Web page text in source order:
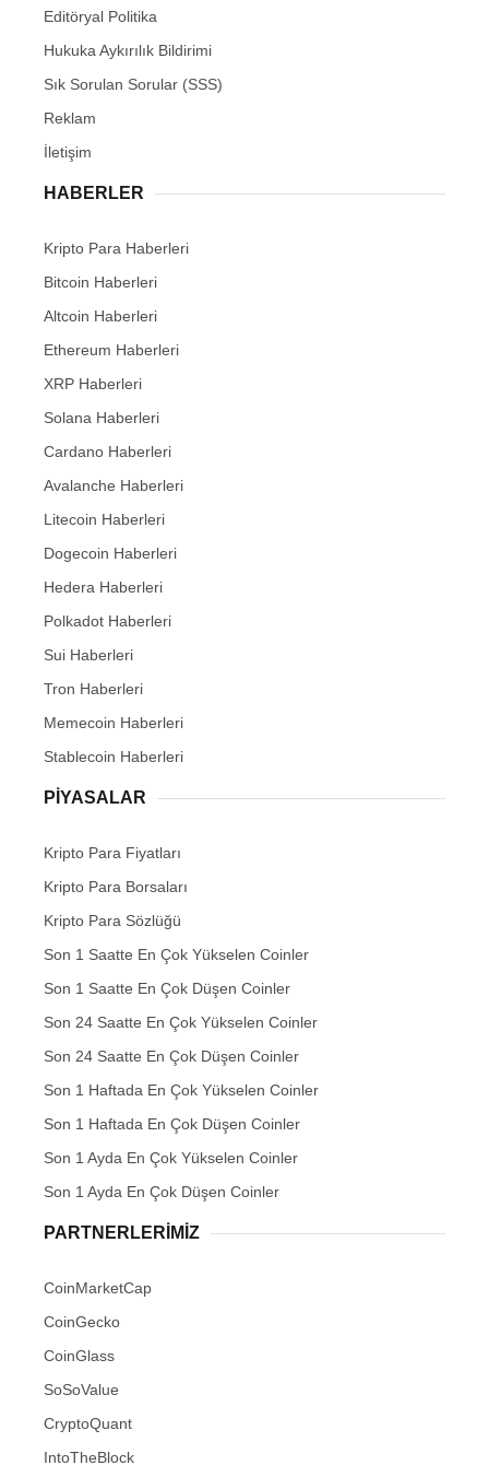
Editöryal Politika
Hukuka Aykırılık Bildirimi
Sık Sorulan Sorular (SSS)
Reklam
İletişim
HABERLER
Kripto Para Haberleri
Bitcoin Haberleri
Altcoin Haberleri
Ethereum Haberleri
XRP Haberleri
Solana Haberleri
Cardano Haberleri
Avalanche Haberleri
Litecoin Haberleri
Dogecoin Haberleri
Hedera Haberleri
Polkadot Haberleri
Sui Haberleri
Tron Haberleri
Memecoin Haberleri
Stablecoin Haberleri
PIYASALAR
Kripto Para Fiyatları
Kripto Para Borsaları
Kripto Para Sözlüğü
Son 1 Saatte En Çok Yükselen Coinler
Son 1 Saatte En Çok Düşen Coinler
Son 24 Saatte En Çok Yükselen Coinler
Son 24 Saatte En Çok Düşen Coinler
Son 1 Haftada En Çok Yükselen Coinler
Son 1 Haftada En Çok Düşen Coinler
Son 1 Ayda En Çok Yükselen Coinler
Son 1 Ayda En Çok Düşen Coinler
PARTNERLERIMIZ
CoinMarketCap
CoinGecko
CoinGlass
SoSoValue
CryptoQuant
IntoTheBlock